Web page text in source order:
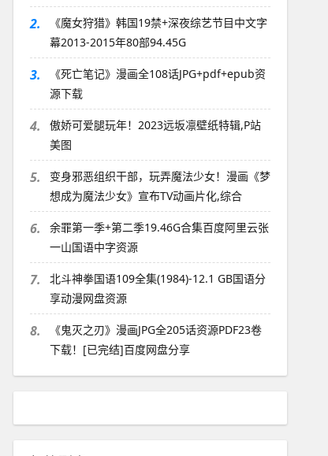
2.
《魔女狩猎》韩国19禁+深夜综艺节目中文字
幕2013-2015年80部94.45G
3.
《死亡笔记》漫画全108话JPG+pdf+epub资
源下载
4.
傲娇可爱腿玩年！2023远坂凛壁纸特辑,P站
美图
5.
变身邪恶组织干部，玩弄魔法少女！漫画《梦
想成为魔法少女》宣布TV动画片化,综合
6.
余罪第一季+第二季19.46G合集百度阿里云张
一山国语中字资源
7.
北斗神拳国语109全集(1984)-12.1 GB国语分
享动漫网盘资源
8.
《鬼灭之刃》漫画JPG全205话资源PDF23卷
下载！[已完结]百度网盘分享